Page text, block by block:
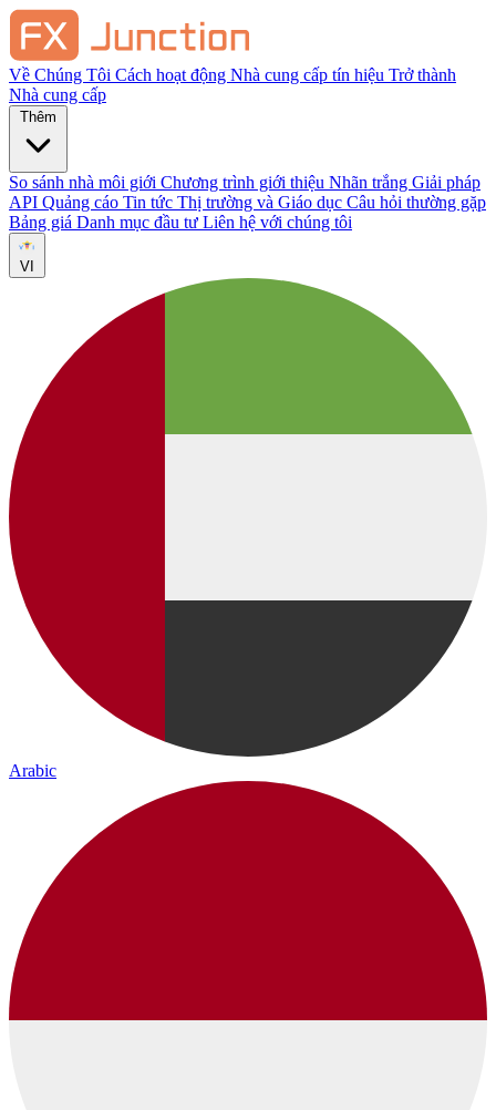
Về Chúng Tôi Cách hoạt động Nhà cung cấp tín hiệu Trở thành
Nhà cung cấp
So sánh nhà môi giới Chương trình giới thiệu Nhãn trắng Giải pháp
API Quảng cáo Tin tức Thị trường và Giáo dục Câu hỏi thường gặp
Bảng giá Danh mục đầu tư Liên hệ với chúng tôi
VI
Arabic